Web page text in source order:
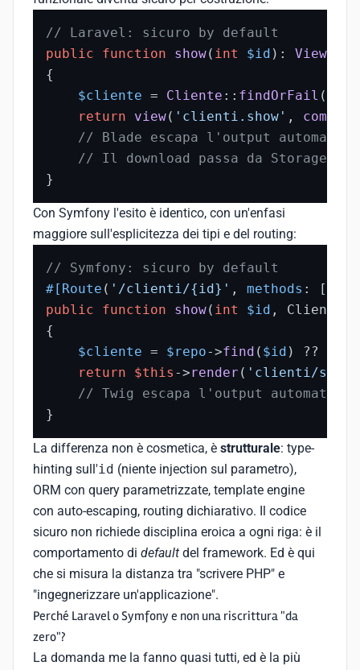
// Laravel: sicuro by default
public
function show( int $id ): View
{
$cliente = Cliente :: findOrFail (
return
view( 'clienti.show' , compact
// Blade escapa l'output
// Il download passa da
}
Con Symfony l'esito è identico, con un'enfasi
maggiore sull'esplicitezza dei tipi e del routing:
// Symfony: sicuro by default
#[Route ( '/clienti/{id}' , methods : [
public
function show( int $id ,
{
$cliente = $repo->find ( $id ) ??
return
$this ->render ( 'clienti/
// Twig escapa l'output
}
La differenza non è cosmetica, è strutturale: type-
hinting sull'id (niente injection sul parametro),
ORM con query parametrizzate, template engine
con auto-escaping, routing dichiarativo. Il codice
sicuro non richiede disciplina eroica a ogni riga: è il
comportamento di default del framework. Ed è qui
che si misura la distanza tra "scrivere PHP" e
"ingegnerizzare un'applicazione".
Perché Laravel o Symfony e non una riscrittura "da
zero"?
La domanda me la fanno quasi tutti, ed è la più